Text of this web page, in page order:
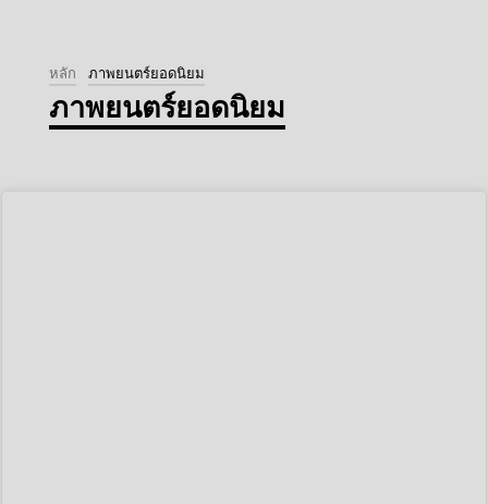
หลัก ภาพยนตร์ยอดนิยม
ภาพยนตร์ยอดนิยม